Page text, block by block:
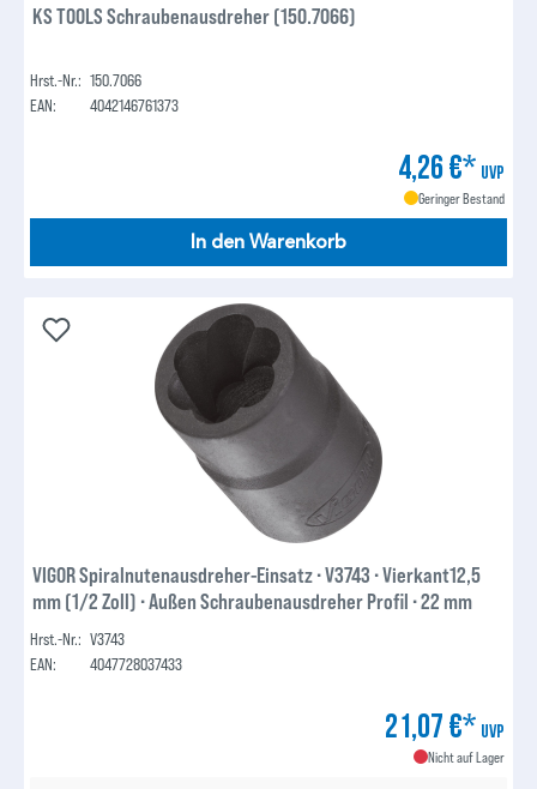
KS TOOLS Schraubenausdreher (150.7066)
Hrst.-Nr.: 150.7066
EAN:
4042146761373
4,26 €* UVP
Geringer Bestand
In den Warenkorb
VIGOR Spiralnutenausdreher-Einsatz ∙ V3743 ∙ Vierkant12,5
mm (1/2 Zoll) ∙ Außen Schraubenausdreher Profil ∙ 22 mm
Hrst.-Nr.: V3743
EAN:
4047728037433
21,07 €* UVP
Nicht auf Lager